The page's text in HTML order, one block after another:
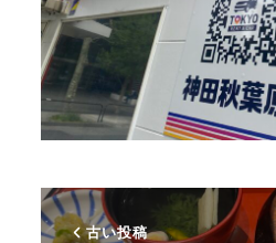
古い投稿